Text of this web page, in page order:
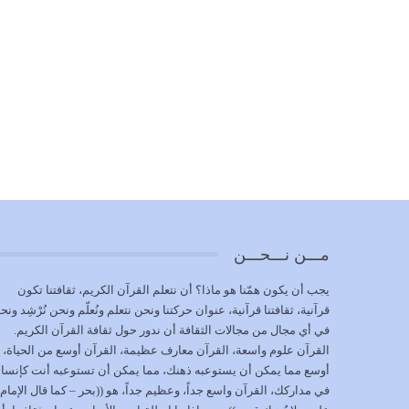
مـــن نـــحـــن
يجب أن يكون همّنا هو ماذا؟ أن نتعلم القرآن الكريم، ثقافتنا تكون
قرآنية، ثقافتنا قرآنية، عنوان حركتنا ونحن نتعلم ونُعلّم ونحن نُرْشِد
في أي مجال من مجالات الثقافة أن ندور حول ثقافة القرآن الكريم.
القرآن علوم واسعة، القرآن معارف عظيمة، القرآن أوسع من الحياة،
أوسع مما يمكن أن يستوعبه ذهنك، مما يمكن أن تستوعبه أنت
في مداركك، القرآن واسع جداً، وعظيم جداً، هو ((بحر – كما قال الإمام